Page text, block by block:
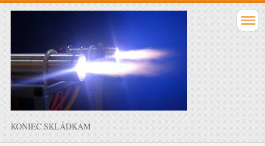
KONIEC SKLÁDKAM